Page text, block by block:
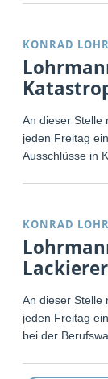
KONRAD
An dieser Stelle
jeden Freitag
Ausschlüsse in
KONRAD
An dieser Stelle
jeden Freitag
bei der